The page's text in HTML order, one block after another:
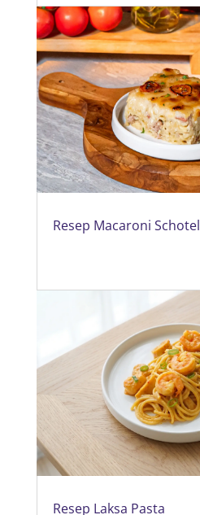
Resep Macaroni Schotel
Resep Laksa Pasta